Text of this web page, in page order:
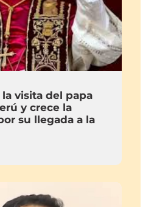
visita del papa
y crece la
su llegada a la